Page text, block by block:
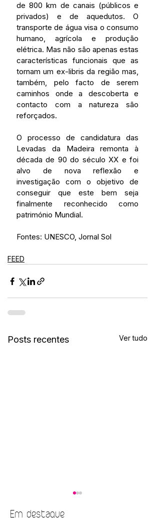
de 800 km de canais (públicos e
privados) e de aquedutos. O
transporte de água visa o consumo
humano, agrícola e produção
elétrica. Mas não são apenas estas
características funcionais que as
tornam um ex-libris da região mas,
também, pelo facto de serem
caminhos onde a descoberta e
contacto com a natureza são
reforçados.
O processo de candidatura das
Levadas da Madeira remonta à
década de 90 do século XX e foi
alvo de nova reflexão e
investigação com o objetivo de
conseguir que este bem seja
finalmente reconhecido como
património Mundial.
Fontes: UNESCO, Jornal Sol
FEED
Posts recentes Ver tudo
Em destaque